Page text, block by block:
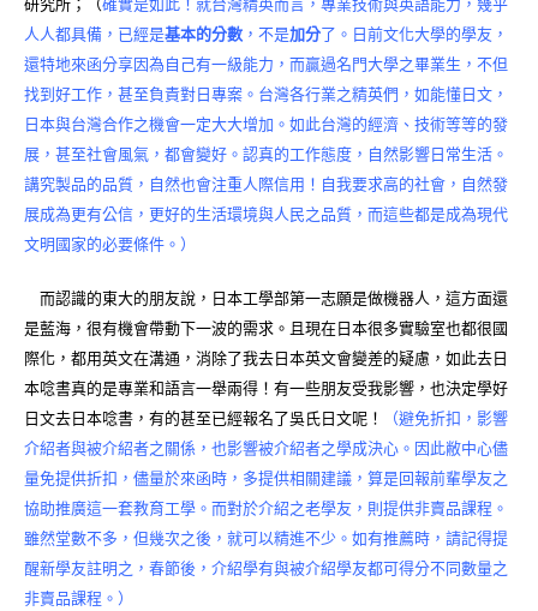
人人都具備，已經是基本的分數 ，不是加分了。日前文化大學的學友，
還特地來函分享因為自己有一級能力，而贏過名門大學之畢業生，不但
找到好工作，甚至負責對日專案。台灣各行業之精英們，如能懂日文，
日本與台灣合作之機會一定大大增加。如此台灣的經濟、技術等等的發
展，甚至社會風氣，都會變好。認真的工作態度，自然影響日常生活。
講究製品的品質，自然也會注重人際信用！自我要求高的社會，自然發
展成為更有公信，更好的生活環境與人民之品質，而這些都是成為現代
文明國家的必要條件。）
而認識的東大的朋友說，日本工學部第一志願是做機器人，這方面還
是藍海，很有機會帶動下一波的需求。且現在日本很多實驗室也都很國
際化，都用英文在溝通，消除了我去日本英文會變差的疑慮，如此去日
本唸書真的是專業和語言一舉兩得！有一些朋友受我影響，也決定學好
日文去日本唸書，有的甚至已經報名了吳氏日文呢！
（避免折扣，影響
介紹者與被介紹者之關係，也影響被介紹者之學成決心。因此敝中心儘
量免提供折扣，儘量於來函時，多提供相關建議，算是回報前輩學友之
協助推廣這一套教育工學。而對於介紹之老學友，則提供非賣品課程。
雖然堂數不多，但幾次之後，就可以精進不少。如有推薦時，請記得提
醒新學友註明之，春節後，介紹學有與被介紹學友都可得分不同數量之
非賣品課程。）